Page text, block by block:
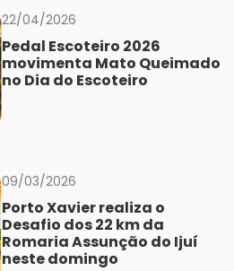
22/04/2026
Pedal Escoteiro 2026
movimenta Mato Queimado
no Dia do Escoteiro
09/03/2026
Porto Xavier realiza o
Desafio dos 22 km da
Romaria Assunção do Ijuí
neste domingo